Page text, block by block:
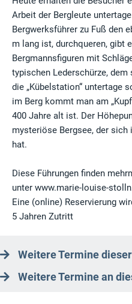
Arbeit der Bergleute
Bergwerksführer zu Fuß den
m lang ist, durchqueren, gibt
Bergmannsfiguren mit
typischen Lederschürze, dem
die „Kübelstation“ untertage
im Berg kommt man am
400 Jahre alt ist. Der
mysteriöse Bergsee, der
hat.
Diese Führungen finden
unter www.marie-louise-
Eine (online) Reservierung
5 Jahren Zutritt
Weitere Termine
Weitere Termine an